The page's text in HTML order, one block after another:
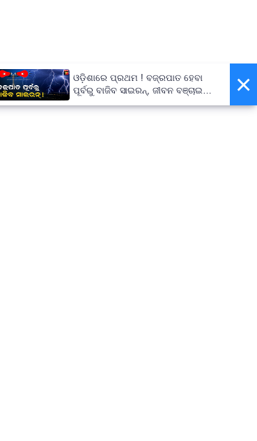
×
ଓଡ଼ିଶାରେ ପ୍ରଥମ ! ବଜ୍ରପାତ ହେବା
ପୂର୍ବରୁ ବାଜିବ ସାଇରନ୍, ଜୀବନ ବଞ୍ଚାଇବା
ପାଇଁ ରାଜ୍ୟ ସରକାଙ୍କ ବଡ଼ ପଦକ୍ଷେପ